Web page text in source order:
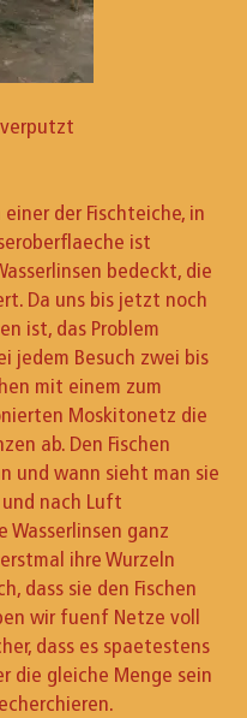
der Fischteiche, in
ist
bedeckt, die
Da uns bis jetzt noch
ist, das Problem
jedem Besuch zwei bis
mit einem zum
Moskitonetz die
ab. Den Fischen
und wann sieht man sie
nach Luft
Wasserlinsen ganz
ihre Wurzeln
dass sie den Fischen
wir fuenf Netze voll
dass es spaetestens
die gleiche Menge sein